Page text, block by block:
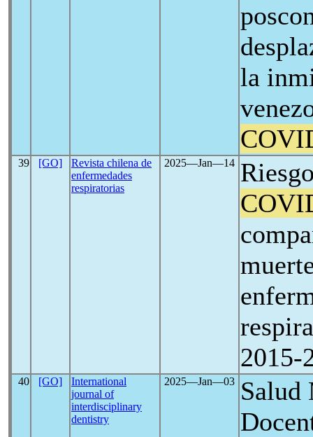
la
39 [GO]
Revista chilena de
enfermedades
respiratorias
2025―Jan―14
2015-
40 [GO]
International
journal of
interdisciplinary
dentistry
2025―Jan―03 Salud